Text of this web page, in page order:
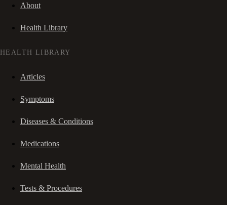
About
Health Library
HEALTH LIBRARY
Articles
Symptoms
Diseases & Conditions
Medications
Mental Health
Tests & Procedures